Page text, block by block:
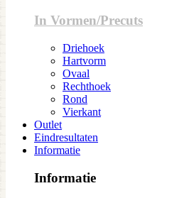
In Vormen/Precuts
Driehoek
Hartvorm
Ovaal
Rechthoek
Rond
Vierkant
Outlet
Eindresultaten
Informatie
Informatie